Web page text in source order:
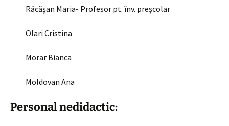
Răcăşan Maria- Profesor pt. înv. preşcolar
Olari Cristina
Morar Bianca
Moldovan Ana
Personal nedidactic: